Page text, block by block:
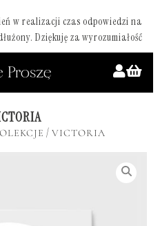
w realizacji czas odpowiedzi na
Dziękuję za wyrozumiałość
/ VICTORIA